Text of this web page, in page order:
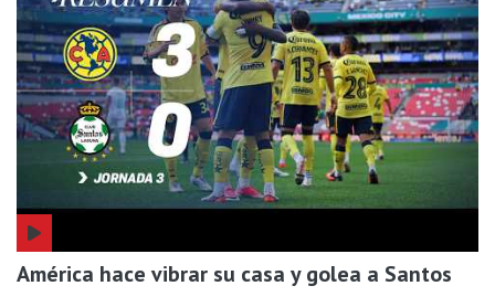
América hace vibrar su casa y golea a Santos